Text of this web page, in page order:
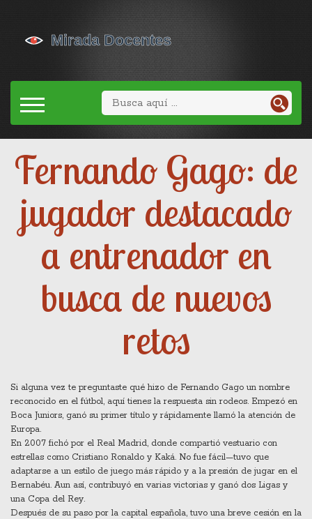
Fernando Gago: de
jugador destacado
a entrenador en
busca de nuevos
retos
Si alguna vez te preguntaste qué hizo de Fernando Gago un nombre
reconocido en el fútbol, aquí tienes la respuesta sin rodeos. Empezó en
Boca Juniors, ganó su primer título y rápidamente llamó la atención de
Europa.
En 2007 fichó por el Real Madrid, donde compartió vestuario con
estrellas como Cristiano Ronaldo y Kaká. No fue fácil—tuvo que
adaptarse a un estilo de juego más rápido y a la presión de jugar en el
Bernabéu. Aun así, contribuyó en varias victorias y ganó dos Ligas y
una Copa del Rey.
Después de su paso por la capital española, tuvo una breve cesión en la